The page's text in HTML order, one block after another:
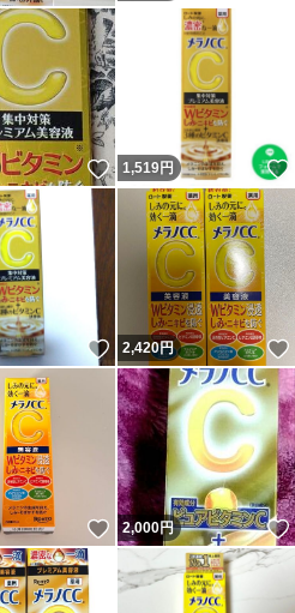
いいね！
1,519円
いいね！
2,420円
いいね！
2,000円